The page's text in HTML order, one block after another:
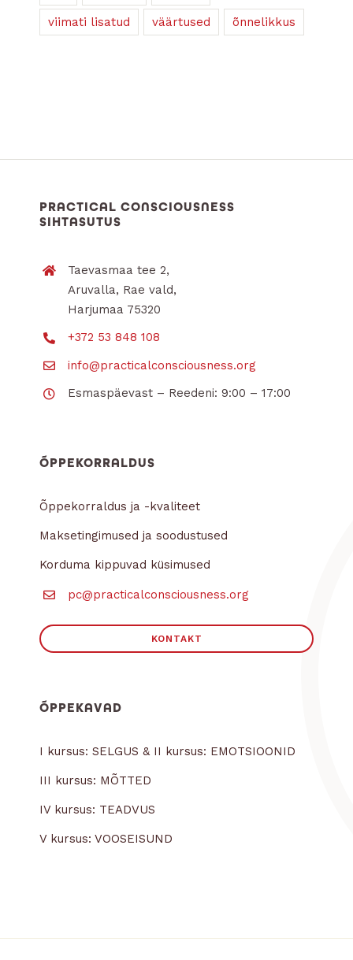
viimati lisatud väärtused õnnelikkus
PRACTICAL CONSCIOUSNESS
SIHTASUTUS
Taevasmaa tee 2,
Aruvalla, Rae vald,
Harjumaa 75320
+372 53 848 108
info@practicalconsciousness.org
Esmaspäevast – Reedeni: 9:00 – 17:00
ÕPPEKORRALDUS
Õppekorraldus ja -kvaliteet
Maksetingimused ja soodustused
Korduma kippuvad küsimused
pc@practicalconsciousness.org
KONTAKT
ÕPPEKAVAD
I kursus: SELGUS & II kursus: EMOTSIOONID
III kursus: MÕTTED
IV kursus: TEADVUS
V kursus: VOOSEISUND